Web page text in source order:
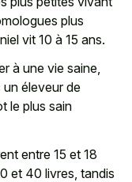
plus
vit 10 à 15 ans.
à une vie saine,
un éleveur de
le plus sain
entre 15 et 18
et 40 livres, tandis